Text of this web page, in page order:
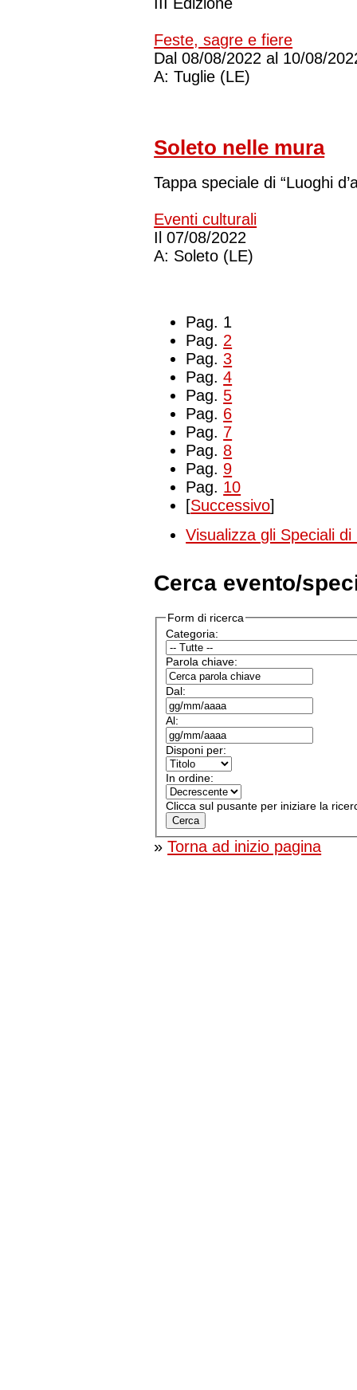
Feste, sagre e fiere
Dal 08/08/2022al 10/08/
A: Tuglie (LE)
Soleto nelle mura
Tappa speciale di “Luoghi
Eventi culturali
Il 07/08/2022
A: Soleto (LE)
Pag. 1
Pag. 2
Pag.3
Pag.4
Pag. 5
Pag. 6
Pag. 7
Pag. 8
Pag. 9
Pag. 10
[Successivo]
Visualizza gli Speciali
Cerca evento/
Form di ricerca
Categoria:
Parola chiave:
Dal:
Al:
Disponi per:
In ordine:
Clicca sul pusante per iniziare la
»Torna ad inizio pagina